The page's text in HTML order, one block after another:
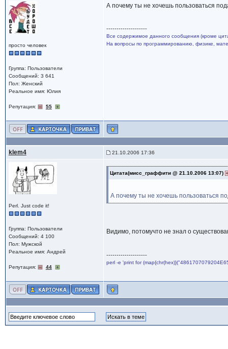
просто человек
Группа: Пользователи
Сообщений: 3 641
Пол: Женский
Реальное имя: Юлия
Репутация: 55
А почему ты не хочешь пользоваться
--------------------
Все содержимое данного сообщения (кроме
На вопросы по программированию, физике,
klem4 21.10.2006 17:36
Perl. Just code it!
Группа: Пользователи
Сообщений: 4 100
Пол: Мужской
Реальное имя: Андрей
Репутация: 44
Цитата(мисс_граффити @ 21.10.2006 13:07)
А почему ты не хочешь пользоваться
Видимо, потомучто не знал о
--------------------
perl -e 'print for